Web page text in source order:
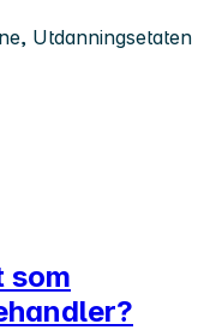
Utdanningsetaten
som